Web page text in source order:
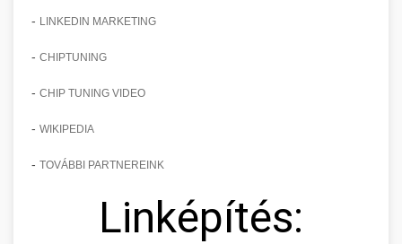
- LINKEDIN MARKETING
- CHIPTUNING
- CHIP TUNING VIDEO
- WIKIPEDIA
- TOVÁBBI PARTNEREINK
Linképítés: